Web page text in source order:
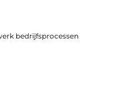
bedrijfsprocessen